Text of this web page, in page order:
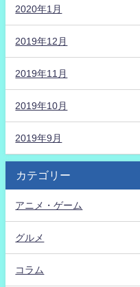
2020年1月
2019年12月
2019年11月
2019年10月
2019年9月
カテゴリー
アニメ・ゲーム
グルメ
コラム